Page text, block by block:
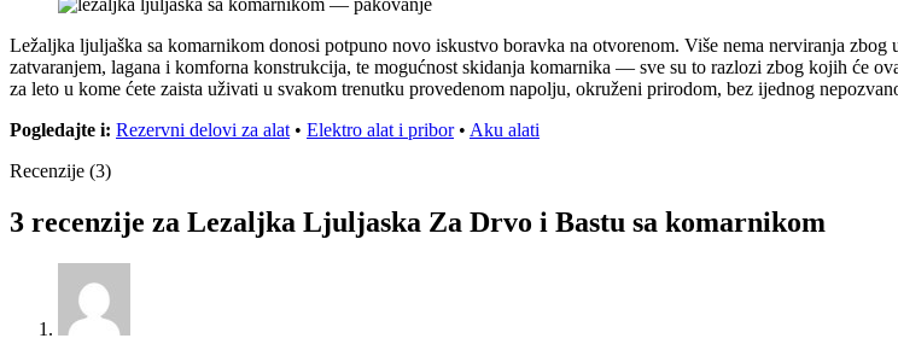
Ležaljka ljuljaška sa komarnikom donosi potpuno novo iskustvo boravka na otvorenom. Više nema nerviranja
zatvaranjem, lagana i komforna konstrukcija, te mogućnost skidanja komarnika — sve su to razlozi zbog kojih će
za leto u kome ćete zaista uživati u svakom trenutku provedenom napolju, okruženi prirodom, bez ijednog
Pogledajte i: Rezervni delovi za alat • Elektro alat i pribor• Aku alati
Recenzije (3)
3 recenzije za Lezaljka Ljuljaska Za Drvo i Bastu sa komarnikom